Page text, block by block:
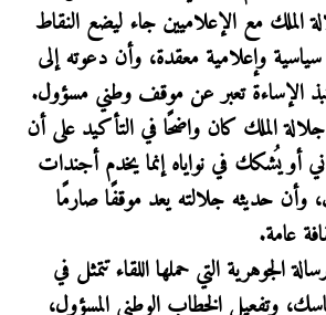
الملك مع الإعلاميين جاء ليضع النقاط
وإعلامية معقدة، وأن دعوته إلى
الإساءة تعبر عن موقف وطني مسؤول.
الملك كان واضحًا في التأكيد على أن
أو يُشكك في نواياه إنما يخدم أجندات
حديثه جلالته يعد موقفًا صارمًا
عامة.
الجوهرية التي حملها اللقاء تتمثل في
وتفعيل الخطاب الوطني المسؤول،